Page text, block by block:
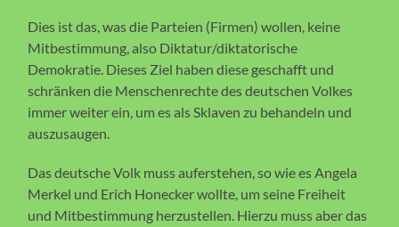
Dies ist das, was die Parteien (Firmen) wollen, keine
Mitbestimmung, also Diktatur/diktatorische
Demokratie. Dieses Ziel haben diese geschafft und
schränken die Menschenrechte des deutschen Volkes
immer weiter ein, um es als Sklaven zu behandeln und
auszusaugen.
Das deutsche Volk muss auferstehen, so wie es Angela
Merkel und Erich Honecker wollte, um seine Freiheit
und Mitbestimmung herzustellen. Hierzu muss aber das